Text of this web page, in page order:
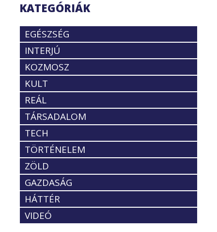
KATEGÓRIÁK
EGÉSZSÉG
INTERJÚ
KOZMOSZ
KULT
REÁL
TÁRSADALOM
TECH
TÖRTÉNELEM
ZÖLD
GAZDASÁG
HÁTTÉR
VIDEÓ